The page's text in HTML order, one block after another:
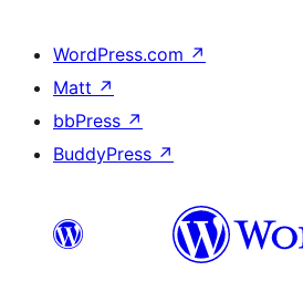
WordPress.com ↗
Matt ↗
bbPress ↗
BuddyPress ↗